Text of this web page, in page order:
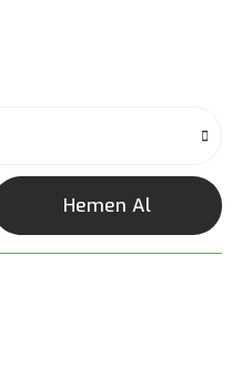
Hemen Al